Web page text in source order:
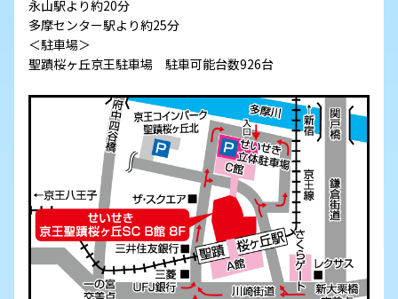
永山駅より約20分
多摩センター駅より約25分
＜駐車場＞
聖蹟桜ヶ丘京王駐車場 駐車可能台数926台